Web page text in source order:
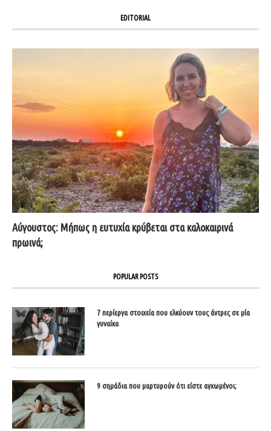
EDITORIAL
Αύγουστος: Μήπως η ευτυχία κρύβεται στα καλοκαιρινά
πρωινά;
POPULAR POSTS
7 περίεργα στοιχεία που ελκύουν τους άντρες σε μία
γυναίκα
9 σημάδια που μαρτυρούν ότι είστε αγχωμένοι;